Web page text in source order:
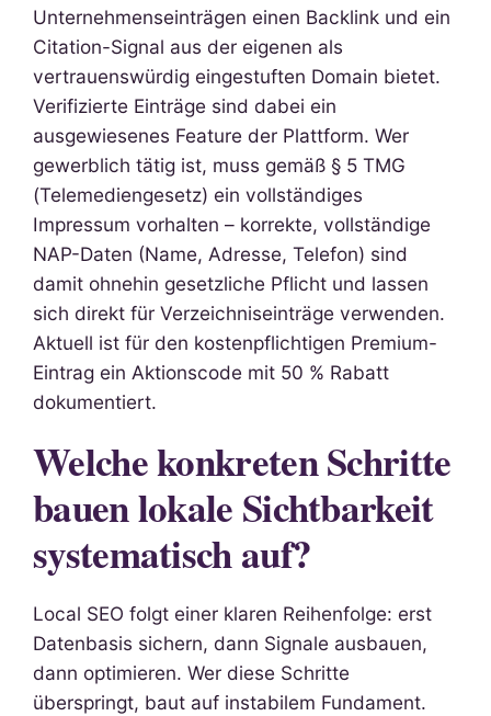
Unternehmenseinträgen einen Backlink und ein
Citation-Signal aus der eigenen als
vertrauenswürdig eingestuften Domain bietet.
Verifizierte Einträge sind dabei ein
ausgewiesenes Feature der Plattform. Wer
gewerblich tätig ist, muss gemäß § 5 TMG
(Telemediengesetz) ein vollständiges
Impressum vorhalten – korrekte, vollständige
NAP-Daten (Name, Adresse, Telefon) sind
damit ohnehin gesetzliche Pflicht und lassen
sich direkt für Verzeichniseinträge verwenden.
Aktuell ist für den kostenpflichtigen Premium-
Eintrag ein Aktionscode mit 50 % Rabatt
dokumentiert.
Welche konkreten Schritte
bauen lokale Sichtbarkeit
systematisch auf?
Local SEO folgt einer klaren Reihenfolge: erst
Datenbasis sichern, dann Signale ausbauen,
dann optimieren. Wer diese Schritte
überspringt, baut auf instabilem Fundament.